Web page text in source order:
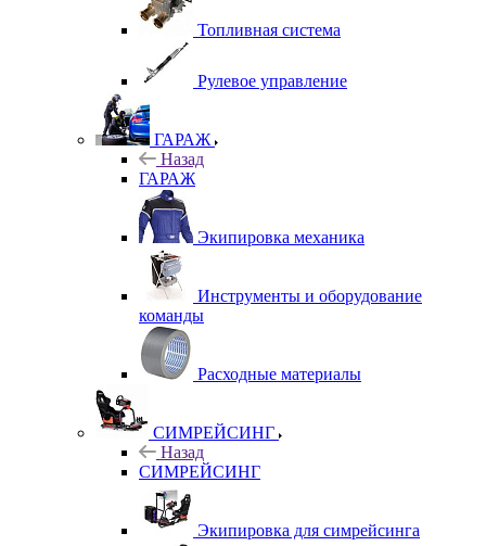
Топливная система
Рулевое управление
ГАРАЖ
Назад
ГАРАЖ
Экипировка механика
Инструменты и оборудование
команды
Расходные материалы
СИМРЕЙСИНГ
Назад
СИМРЕЙСИНГ
Экипировка для симрейсинга